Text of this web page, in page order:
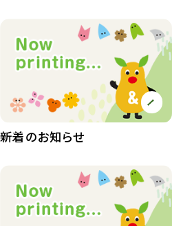
動物園その他
植物園
植物たち
植物園長の庭
桜情報
紅葉情報
新着のお知らせ